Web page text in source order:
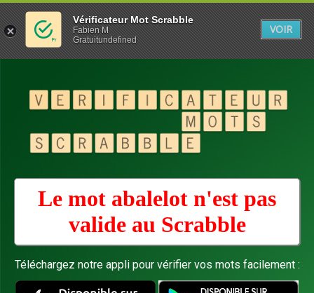
Le mot abalelot n'est pas
valide au Scrabble
Téléchargez notre appli pour vérifier vos mots facilement :
Vérificateur Mot Scrabble
Fabien M
Gratuitundefined
VOIR